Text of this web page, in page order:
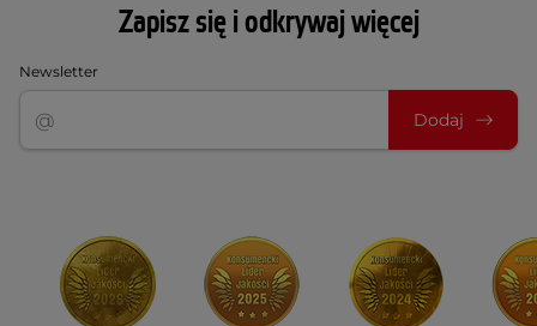
Zapisz się i odkrywaj więcej
Newsletter
Dodaj